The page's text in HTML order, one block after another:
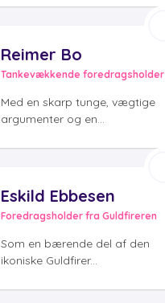
Reimer Bo
Tankevækkende foredragsholder
Med en skarp tunge, vægtige
argumenter og en...
Eskild Ebbesen
Foredragsholder fra Guldfireren
Som en bærende del af den
ikoniske Guldfirer...